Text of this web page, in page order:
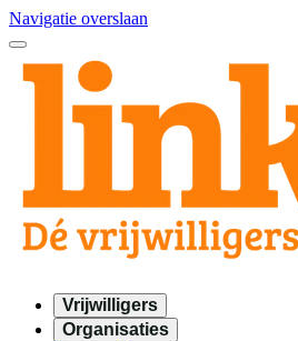
Navigatie overslaan
Vrijwilligers
Organisaties